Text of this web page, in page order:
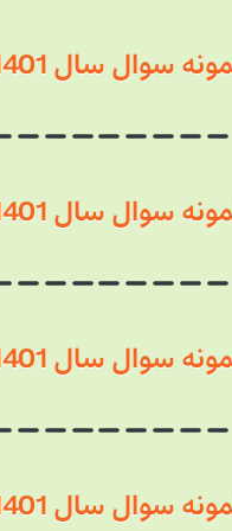
سوال سال 1401 +پاسخ
سوال سال 1401 +پاسخ
سوال سال 1401 +پاسخ
سوال سال 1401 +پاسخ